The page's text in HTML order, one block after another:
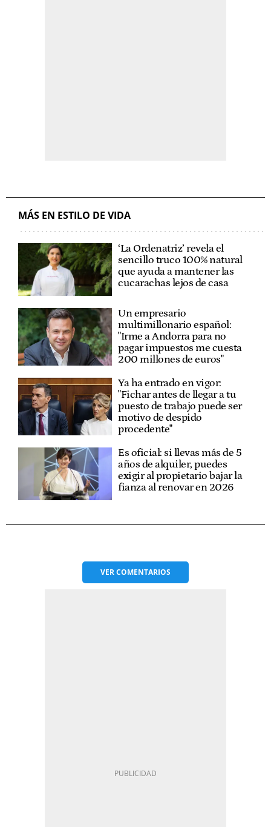
MÁS EN ESTILO DE VIDA
‘La Ordenatriz’ revela el
sencillo truco 100% natural
que ayuda a mantener las
cucarachas lejos de casa
Un empresario
multimillonario español:
"Irme a Andorra para no
pagar impuestos me cuesta
200 millones de euros"
Ya ha entrado en vigor:
"Fichar antes de llegar a tu
puesto de trabajo puede ser
motivo de despido
procedente"
Es oficial: si llevas más de 5
años de alquiler, puedes
exigir al propietario bajar la
fianza al renovar en 2026
VERCOMENTARIOS